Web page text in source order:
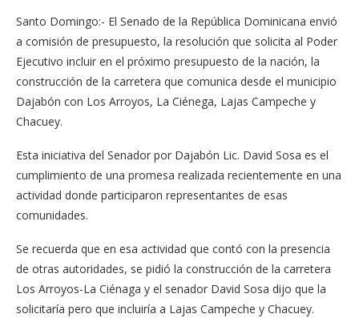
Santo Domingo:- El Senado de la República Dominicana envió
a comisión de presupuesto, la resolución que solicita al Poder
Ejecutivo incluir en el próximo presupuesto de la nación, la
construcción de la carretera que comunica desde el municipio
Dajabón con Los Arroyos, La Ciénega, Lajas Campeche y
Chacuey.
Esta iniciativa del Senador por Dajabón Lic. David Sosa es el
cumplimiento de una promesa realizada recientemente en una
actividad donde participaron representantes de esas
comunidades.
Se recuerda que en esa actividad que contó con la presencia
de otras autoridades, se pidió la construcción de la carretera
Los Arroyos-La Ciénaga y el senador David Sosa dijo que la
solicitaría pero que incluiría a Lajas Campeche y Chacuey.